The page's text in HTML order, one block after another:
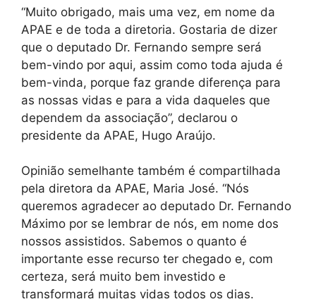
“Muito obrigado, mais uma vez, em nome da
APAE e de toda a diretoria. Gostaria de dizer
que o deputado Dr. Fernando sempre será
bem-vindo por aqui, assim como toda ajuda é
bem-vinda, porque faz grande diferença para
as nossas vidas e para a vida daqueles que
dependem da associação”, declarou o
presidente da APAE, Hugo Araújo.
Opinião semelhante também é compartilhada
pela diretora da APAE, Maria José. “Nós
queremos agradecer ao deputado Dr. Fernando
Máximo por se lembrar de nós, em nome dos
nossos assistidos. Sabemos o quanto é
importante esse recurso ter chegado e, com
certeza, será muito bem investido e
transformará muitas vidas todos os dias.